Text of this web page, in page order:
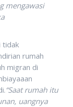
mengawasi
tidak
rumah
migran di
“Saat rumah itu
uangnya